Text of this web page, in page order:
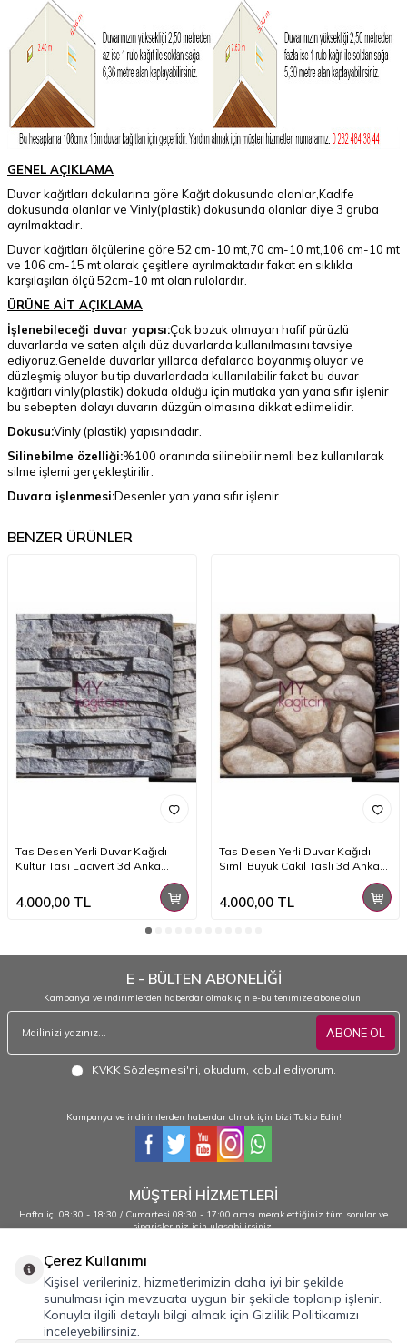
GENEL AÇIKLAMA
Duvar kağıtları dokularına göre Kağıt dokusunda olanlar,Kadife
dokusunda olanlar ve Vinly(plastik) dokusunda olanlar diye 3 gruba
ayrılmaktadır.
Duvar kağıtları ölçülerine göre 52 cm-10 mt,70 cm-10 mt,106 cm-10 mt
ve 106 cm-15 mt olarak çeşitlere ayrılmaktadır fakat en sıklıkla
karşılaşılan ölçü 52cm-10 mt olan rulolardır.
ÜRÜNE AİT AÇIKLAMA
İşlenebileceği duvar yapısı:Çok bozuk olmayan hafif pürüzlü
duvarlarda ve saten alçılı düz duvarlarda kullanılmasını tavsiye
ediyoruz.Genelde duvarlar yıllarca defalarca boyanmış oluyor ve
düzleşmiş oluyor bu tip duvarlardada kullanılabilir fakat bu duvar
kağıtları vinly(plastik) dokuda olduğu için mutlaka yan yana sıfır işlenir
bu sebepten dolayı duvarın düzgün olmasına dikkat edilmelidir.
Dokusu:Vinly (plastik) yapısındadır.
Silinebilme özelliği:%100 oranında silinebilir,nemli bez kullanılarak
silme işlemi gerçekleştirilir.
Duvara işlenmesi:Desenler yan yana sıfır işlenir.
BENZER ÜRÜNLER
Tas Desen Yerli Duvar Kağıdı
Kultur Tasi Lacivert 3d Anka
4.000,00 TL
Tas Desen Yerli Duvar Kağıdı
Simli Buyuk Cakil Tasli 3d Anka
4.000,00TL
E - BÜLTEN ABONELİĞİ
Kampanya ve indirimlerden haberdar olmak için e-bültenimize abone olun.
ABONE OL
KVKK Sözleşmesi'ni, okudum, kabul ediyorum.
Kampanya ve indirimlerden haberdar olmak için bizi Takip Edin!
MÜŞTERİ HİZMETLERİ
Hafta içi 08:30 - 18:30 / Cumartesi 08:30 - 17:00 arası merak ettiğiniz tüm sorular ve
siparişleriniz için ulaşabilirsiniz.
0232 484 38 44 - 0533 330 88 95
Önemli Bilgiler
Hızlı Erişim
Çerez Kullanımı
Kişisel verileriniz, hizmetlerimizin daha iyi bir şekilde
sunulması için mevzuata uygun bir şekilde toplanıp işlenir.
Konuyla ilgili detaylı bilgi almak için Gizlilik Politikamızı
inceleyebilirsiniz.